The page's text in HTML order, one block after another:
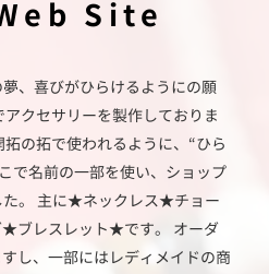
Site
、喜びがひらけるようにの願
クセサリーを製作しておりま
の拓で使われるように、“ひら
で名前の一部を使い、ショップ
。
主に★ネックレス★チョー
ブレスレット★です。
オーダ
し、一部にはレディメイドの商